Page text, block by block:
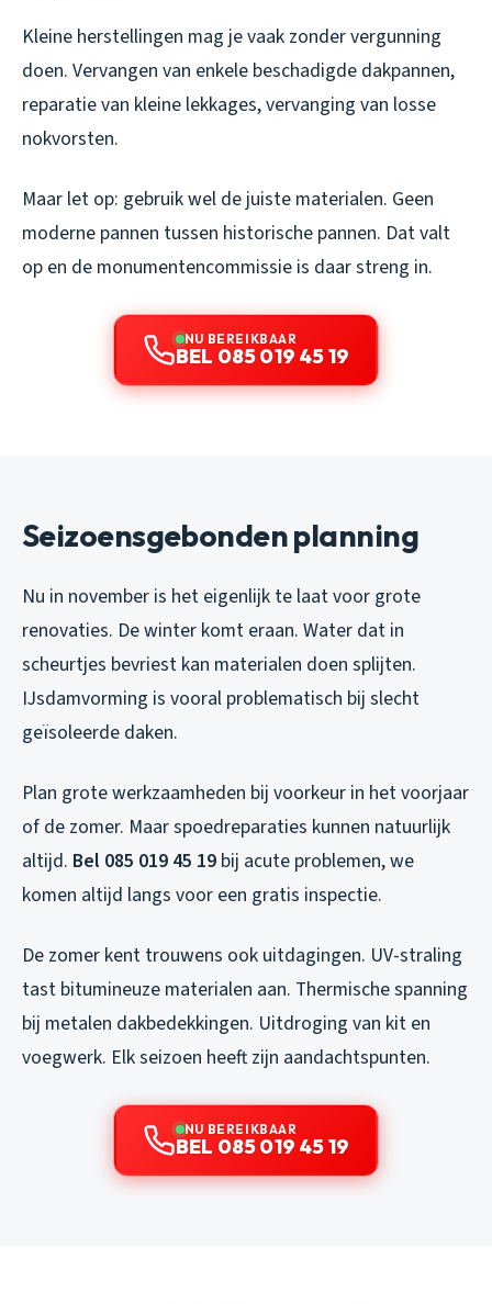
Kleine herstellingen mag je vaak zonder vergunning
doen. Vervangen van enkele beschadigde dakpannen,
reparatie van kleine lekkages, vervanging van losse
nokvorsten.
Maar let op: gebruik wel de juiste materialen. Geen
moderne pannen tussen historische pannen. Dat valt
op en de monumentencommissie is daar streng in.
NU BEREIKBAAR
BEL 085 019 45 19
Seizoensgebonden planning
Nu in november is het eigenlijk te laat voor grote
renovaties. De winter komt eraan. Water dat in
scheurtjes bevriest kan materialen doen splijten.
IJsdamvorming is vooral problematisch bij slecht
geïsoleerde daken.
Plan grote werkzaamheden bij voorkeur in het voorjaar
of de zomer. Maar spoedreparaties kunnen natuurlijk
altijd. Bel 085 019 45 19 bij acute problemen, we
komen altijd langs voor een gratis inspectie.
De zomer kent trouwens ook uitdagingen. UV-straling
tast bitumineuze materialen aan. Thermische spanning
bij metalen dakbedekkingen. Uitdroging van kit en
voegwerk. Elk seizoen heeft zijn aandachtspunten.
NU BEREIKBAAR
BEL 085 019 45 19